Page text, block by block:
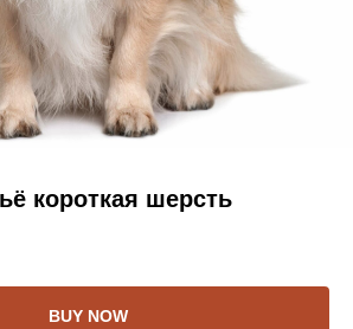
короткая шерсть
BUY NOW